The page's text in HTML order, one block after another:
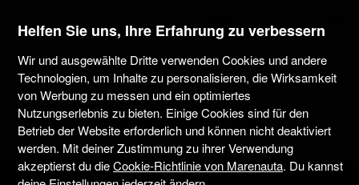
marenauta
Bali Catamarans Bali 4.2 - Tortola
4.3(75 über Charter) Nur ohne Skipper
Professionell
Nanny Cay Marina
Verifiziertes Boot
MODEL PICTURE FOR ILLUSTRATIVE PURPOSES ONLY
Helfen Sie uns, Ihre Erfahrung zu verbessern
Wir und ausgewählte Dritte verwenden Cookies und andere
Technologien, um Inhalte zu personalisieren, die Wirksamkeit
von Werbung zu messen und ein optimiertes
Nutzungserlebnis zu bieten. Einige Cookies sind für den
Betrieb der Website erforderlich und können nicht deaktiviert
werden. Mit deiner Zustimmung zu ihrer Verwendung
akzeptierst du dieCookie-Richtlinie von Marenauta. Du kannst